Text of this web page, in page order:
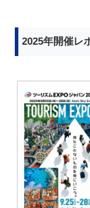
2025年開催レ